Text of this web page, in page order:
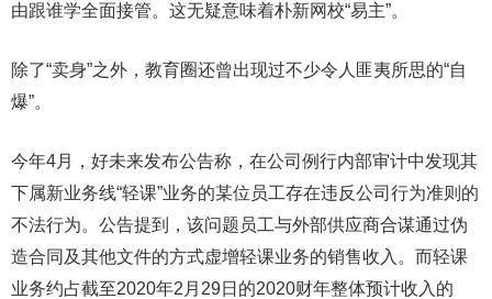
由跟谁学全面接管。这无疑意味着朴新网校“易主”。
除了“卖身”之外，教育圈还曾出现过不少令人匪夷所思的“自
爆”。
今年4月，好未来发布公告称，在公司例行内部审计中发现其
下属新业务线“轻课”业务的某位员工存在违反公司行为准则的
不法行为。公告提到，该问题员工与外部供应商合谋通过伪
造合同及其他文件的方式虚增轻课业务的销售收入。而轻课
业务约占截至2020年2月29日的2020财年整体预计收入的